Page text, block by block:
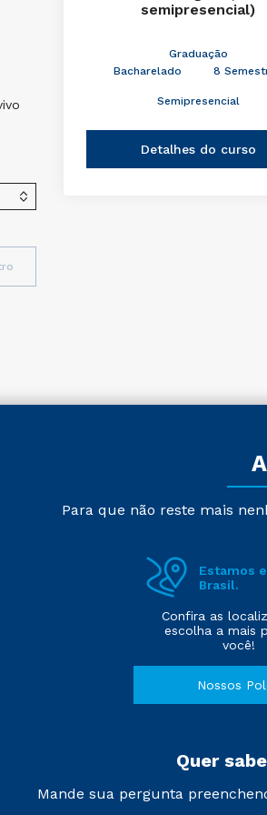
semipresencial)
Graduação
Bacharelado
8
Semipresencial
Detalhes do curso
Para que não reste mais
Estamos
Brasil.
Confira as
escolha a mais
você!
Nossos
Quer
Mande sua pergunta